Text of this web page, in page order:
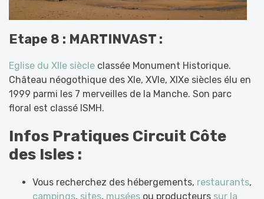
Etape 8 : MARTINVAST :
Eglise du Xlle siècle classée Monument Historique.
Château néogothique des Xle, XVIe, XIXe siècles élu en
1999 parmi les 7 merveilles de la Manche. Son parc
floral est classé ISMH.
Infos Pratiques Circuit Côte
des Isles :
Vous recherchez des hébergements, restaurants,
campings, sites, musées ou producteurs sur la